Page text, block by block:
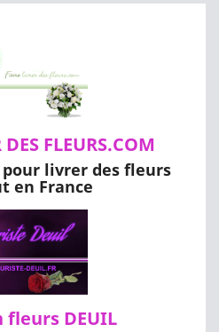
FLEURS.COM
livrer des fleurs
en France
fleurs DEUIL